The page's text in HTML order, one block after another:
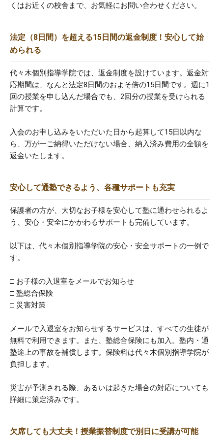
くはお近くの校舎まで、お気軽にお問い合わせください。
法定（8日間）を超える15日間の返金制度！安心して始
められる
代々木個別指導学院では、返金制度を設けています。返金対
応期間は、なんと法定8日間のおよそ倍の15日間です。週に1
回の授業を申し込んだ場合でも、2回分の授業を受けられる
計算です。
入会のお申し込みをいただいた日から起算して15日以内な
ら、万が一ご納得いただけない場合、納入済み費用の全額を
返金いたします。
安心して通塾できるよう、各種サポートも充実
保護者の方が、大切なお子様を安心して塾に通わせられるよ
う、安心・安全にかかわるサポートも完備しています。
以下は、代々木個別指導学院の安心・安全サポートの一例で
す。
□ お子様の入退室をメールでお知らせ
□ 塾総合保険
□ 災害対策
メールで入退室をお知らせするサービスは、すべての生徒が
無料で利用できます。また、塾総合保険にも加入。塾内・通
塾途上の事故を補償します。保険料は代々木個別指導学院が
負担します。
災害が予測される際、あるいは起きた場合の対応についても
詳細に策定済みです。
欠席しても大丈夫！授業振替制度で別日に受講が可能